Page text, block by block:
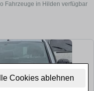
Cookies ablehnen
Fahrzeuge in Hilden verfügbar